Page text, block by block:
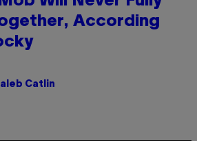
According
Catlin